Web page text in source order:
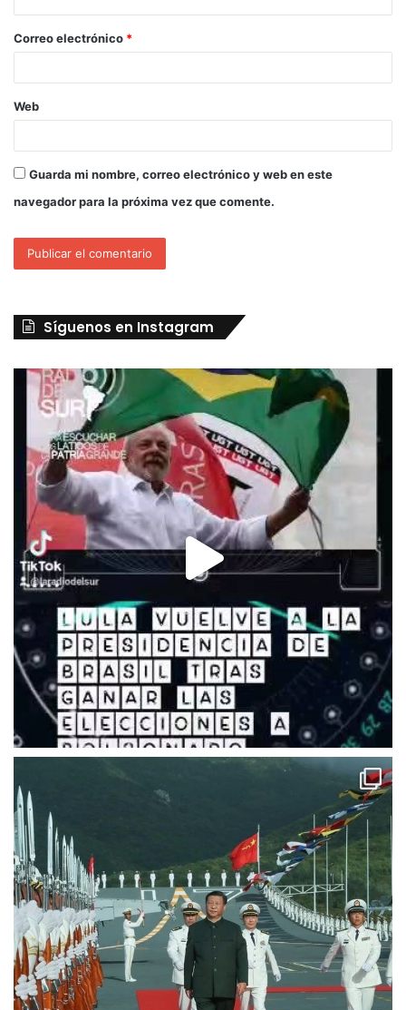
Correo electrónico *
Web
Guarda mi nombre, correo electrónico y web en este
navegador para la próxima vez que comente.
Síguenos en Instagram